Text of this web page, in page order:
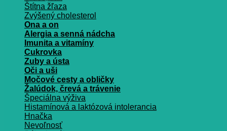
Štítna žľaza
Zvýšený cholesterol
Ona a on
Alergia a senná nádcha
Imunita a vitamíny
Cukrovka
Zuby a ústa
Oči a uši
Močové cesty a obličky
Žalúdok, črevá a trávenie
Špeciálna výživa
Histamínová a laktózová intolerancia
Hnačka
Nevoľnosť